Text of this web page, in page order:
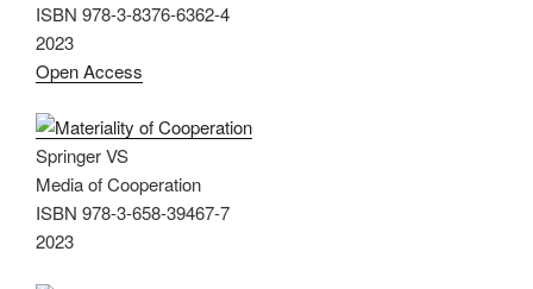
ISBN 978-3-8376-6362-4
2023
Open Access
Springer VS
Media of Cooperation
ISBN 978-3-658-39467-7
2023